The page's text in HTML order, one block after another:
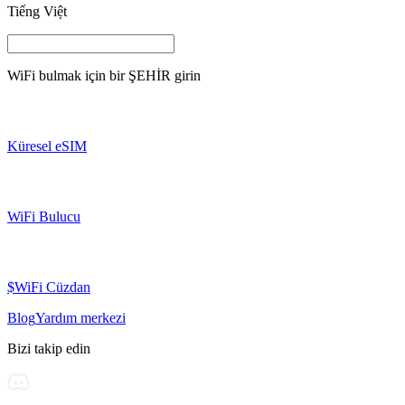
Tiếng Việt
WiFi bulmak için bir ŞEHİR girin
Küresel eSIM
WiFi Bulucu
$WiFi Cüzdan
BlogYardım merkezi
Bizi takip edin